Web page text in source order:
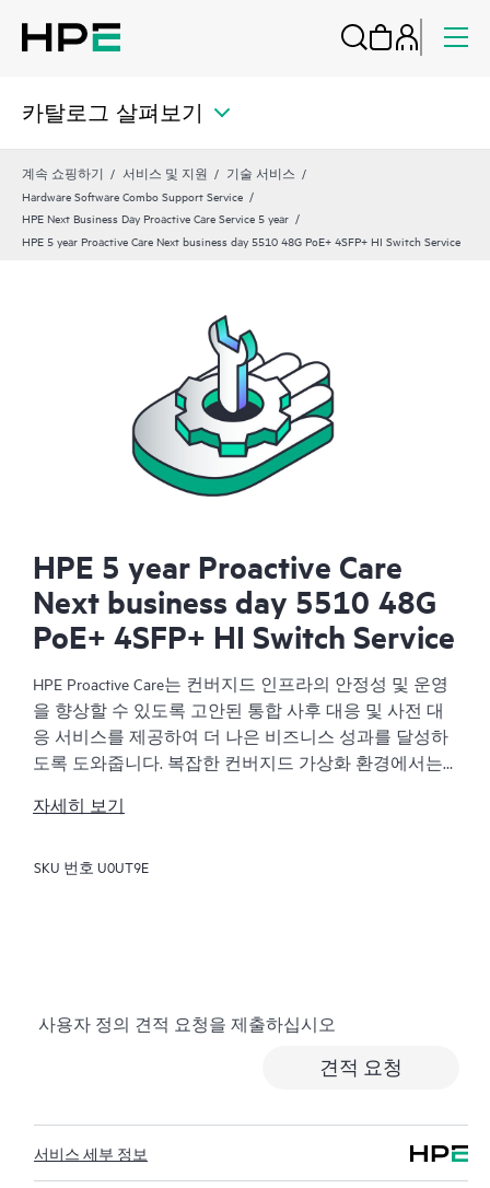
카탈로그 살펴보기
계속 쇼핑하기 서비스 및 지원
기술 서비스
Hardware Software Combo Support Service
HPE Next Business Day Proactive Care Service 5 year
HPE 5 year Proactive Care Next business day 5510 48G PoE+ 4SFP+ HI Switch Service
HPE 5 year Proactive Care
Next business day 5510 48G
PoE+ 4SFP+ HI Switch Service
HPE Proactive Care는 컨버지드 인프라의 안정성 및 운영
을 향상할 수 있도록 고안된 통합 사후 대응 및 사전 대
응 서비스를 제공하여 더 나은 비즈니스 성과를 달성하
도록 도와줍니다. 복잡한 컨버지드 가상화 환경에서는
Proactive Care는 이러한 환경에 있는 장치를 지원하도록
토리지, SAN(Storage Area Network) 및 네트워크를 아우르
술 솔루션 전문가에게 연락이 가능한 향상된 통화 환경
를 신속히 해결하기 위한 향상된 사고 관리 절차를 활용
또한 HPE Proactive Care 지원을 제공하는 기술 솔루션 전
문가는 가동 중지 시간을 줄이고 생산성을 높이도록 고
자세히 보기
SKU 번호 U0UT9E
사용자 정의 견적 요청을 제출하십시오
견적 요청
서비스 세부 정보